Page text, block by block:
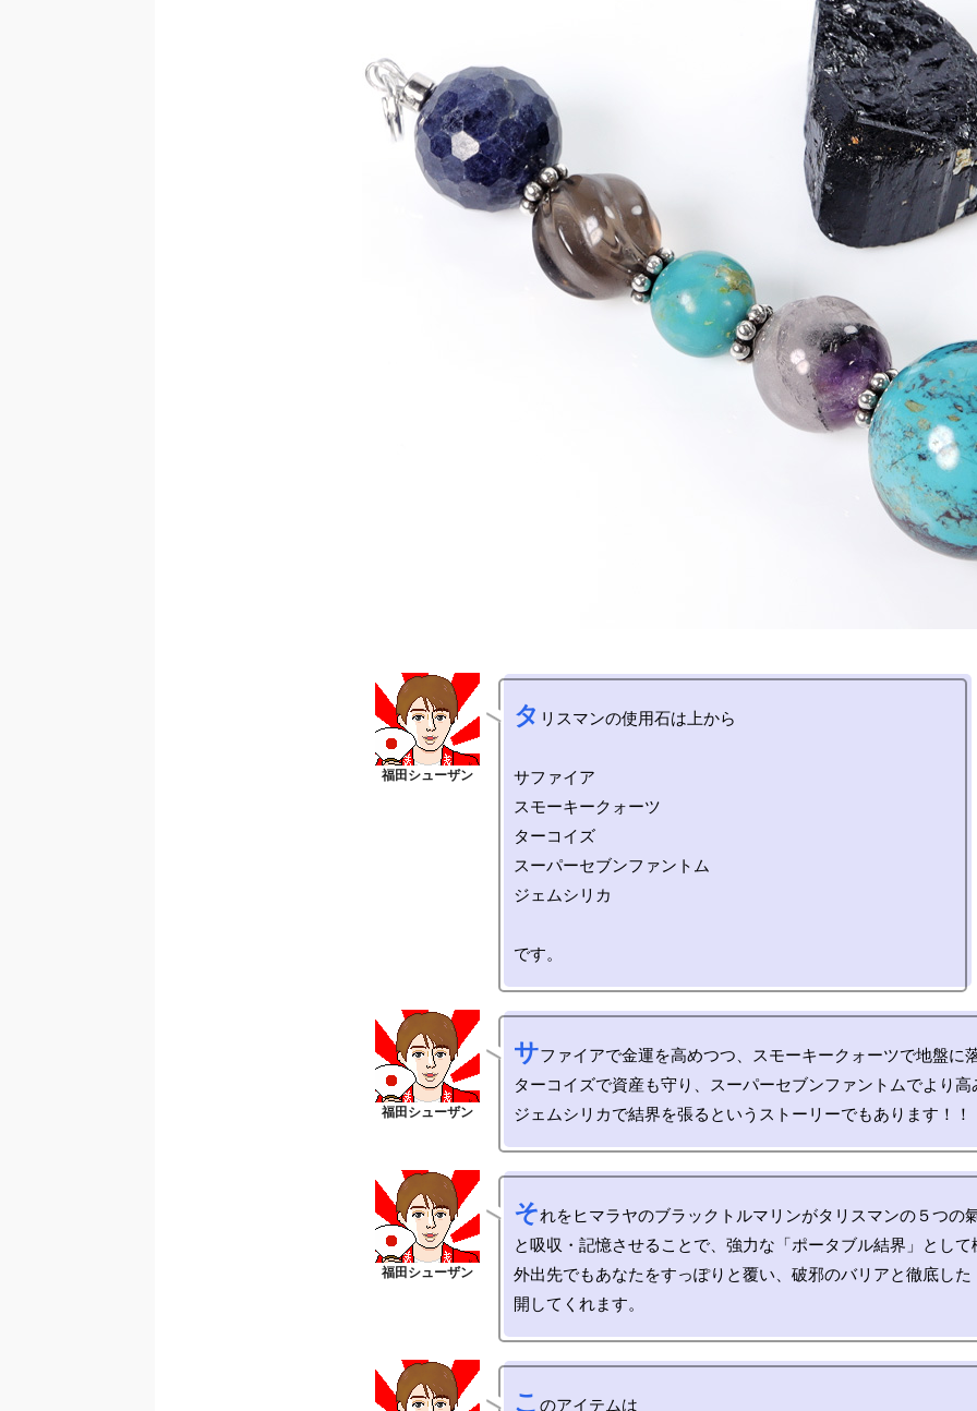
タ リスマンの使用石は上から
サファイア
スモーキークォーツ
ターコイズ
スーパーセブンファントム
ジェムシリカ
サファイアで金運を高めつつ、スモーキークォーツで地盤に
ターコイズで資産も守り、スーパーセブンファントムでより
それをヒマラヤのブラックトルマリンがタリスマンの５つの
と吸収・記憶させることで、強力な「ポータブル結界」とし
外出先でもあなたをすっぽりと覆い、破邪のバリアと徹底した
こ のアイテムは